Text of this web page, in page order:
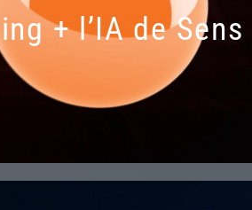
+ l’IA de Sens